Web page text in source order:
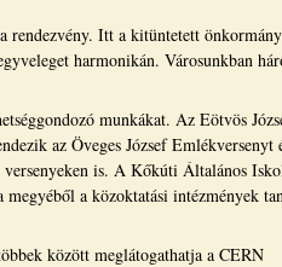
rendezvény. Itt a kitüntetett
harmonikán. Városunkban
munkákat. Az Eötvös
az Öveges József Emlékversenyt
versenyeken is. A Kőkúti Általános
megyéből a közoktatási intézmények
között meglátogathatja a CERN